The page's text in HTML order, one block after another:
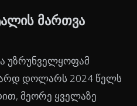
მართვა
უზრუნველყოფამ
დოლარს 2024 წელს
მეორე ყველაზე